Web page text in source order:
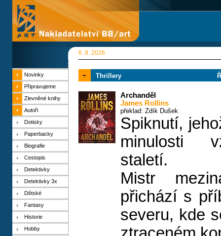
6. 8. 2026
Novinky
Připravujeme
Zlevněné knihy
Autoři
Dotisky
Paperbacky
Biografie
Cestopis
Detektivky
Detektivky 3x
Dětské
Fantasy
Historie
Hobby
Thrillery
Archanděl
James Rollins
překlad: Zdík Dušek
Spiknutí,
minulosti
staletí.
Mistr
přichází s
severu, kde